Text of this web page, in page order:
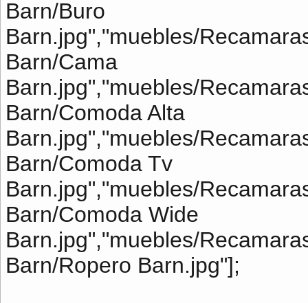
Barn/Buro
Barn.jpg","muebles/
Barn/Cama
Barn.jpg","muebles/
Barn/Comoda Alta
Barn.jpg","muebles/
Barn/Comoda Tv
Barn.jpg","muebles/
Barn/Comoda Wide
Barn.jpg","muebles/
Barn/Ropero Barn.jpg"];